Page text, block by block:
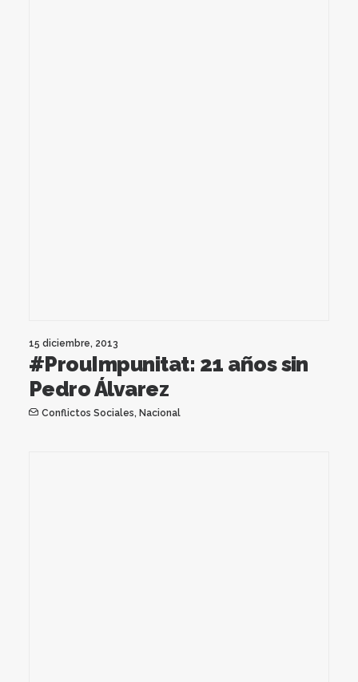
15 diciembre, 2013
#ProuImpunitat: 21 años sin
Pedro Álvarez
Conflictos Sociales, Nacional